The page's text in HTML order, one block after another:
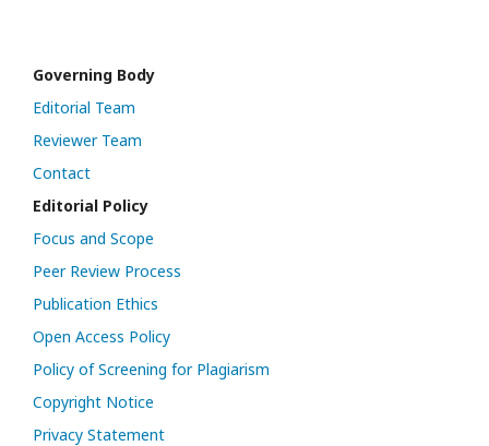
Governing Body
Editorial Team
Reviewer Team
Contact
Editorial Policy
Focus and Scope
Peer Review Process
Publication Ethics
Open Access Policy
Policy of Screening for Plagiarism
Copyright Notice
Privacy Statement